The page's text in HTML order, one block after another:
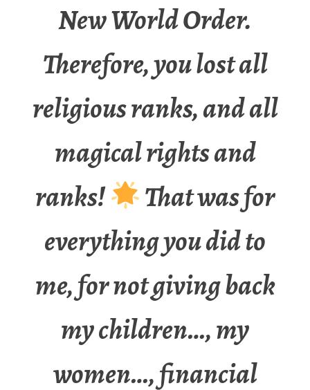
New World Order.
Therefore, you lost all
religious ranks, and all
magical rights and
ranks!
That was for
everything you did to
me, for not giving back
my children…, my
women…, financial